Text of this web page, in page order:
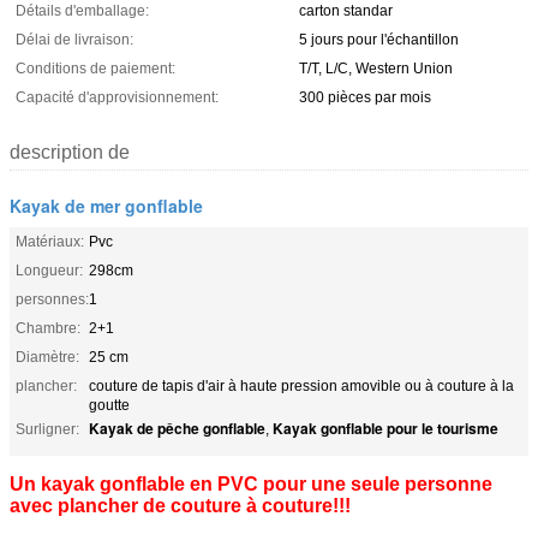
Détails d'emballage:
carton standar
Délai de livraison:
5 jours pour l'échantillon
Conditions de paiement:
T/T, L/C, Western Union
Capacité d'approvisionnement:
300 pièces par mois
description de
Kayak de mer gonflable
Matériaux: Pvc
Longueur: 298cm
personnes:1
Chambre: 2+1
Diamètre: 25 cm
plancher:
couture de tapis d'air à haute pression amovible ou à couture à la
goutte
Surligner: Kayak de pêche gonflable, Kayak gonflable pour le tourisme
Un kayak gonflable en PVC pour une seule personne
avec plancher de couture à couture!!!